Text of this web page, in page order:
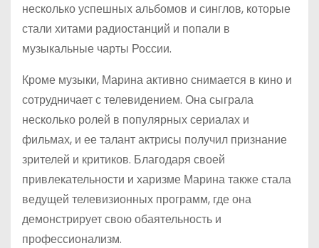
несколько успешных альбомов и синглов, которые
стали хитами радиостанций и попали в
музыкальные чарты России.
Кроме музыки, Марина активно снимается в кино и
сотрудничает с телевидением. Она сыграла
несколько ролей в популярных сериалах и
фильмах, и ее талант актрисы получил признание
зрителей и критиков. Благодаря своей
привлекательности и харизме Марина также стала
ведущей телевизионных программ, где она
демонстрирует свою обаятельность и
профессионализм.